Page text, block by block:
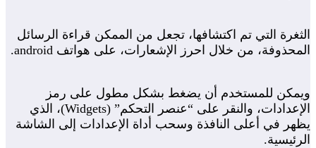
الثغرة التي تم اكتشافها، تجعل من الممكن قراءة الرسائل
المحذوفة، من خلال احرز الإشعارات، على هواتف android.
ويمكن للمستخدم أن يضغط بشكل مطول على رمز
الإعدادات، والنقر على “عنصر التحكم” (Widgets)، الذي
يظهر في أعلى النافذة وسحب أداة الإعدادات إلى الشاشة
الرئيسية.